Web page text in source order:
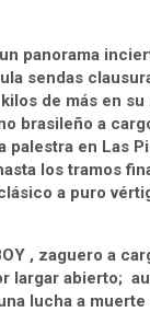
panorama
sendas
de más en
brasileño a
palestra en Las
los tramos
a puro
, zaguero a
largar abierto;
lucha a